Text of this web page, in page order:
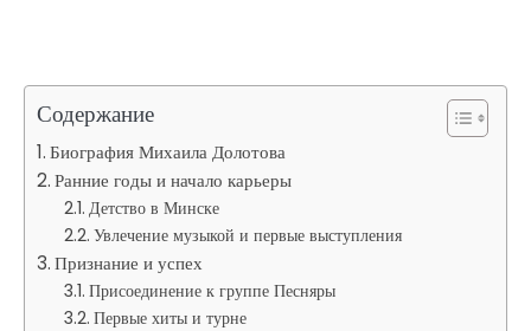
Содержание
Биография Михаила Долотова
Ранние годы и начало карьеры
Детство в Минске
Увлечение музыкой и первые выступления
Признание и успех
Присоединение к группе Песняры
Первые хиты и турне